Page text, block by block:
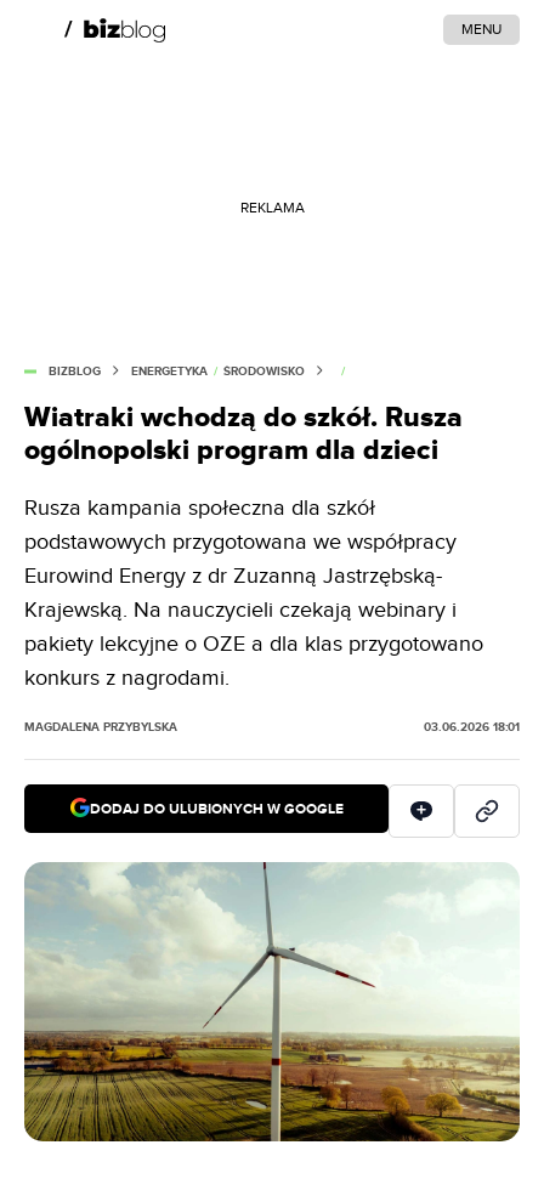
MENU
REKLAMA
BIZBLOG ENERGETYKA / ŚRODOWISKO /
Wiatraki wchodzą do szkół. Rusza
ogólnopolski program dla dzieci
Rusza kampania społeczna dla szkół
podstawowych przygotowana we współpracy
Eurowind Energy z dr Zuzanną Jastrzębską-
Krajewską. Na nauczycieli czekają webinary i
pakiety lekcyjne o OZE a dla klas przygotowano
konkurs z nagrodami.
MAGDALENA PRZYBYLSKA 03.06.2026 18:01
DODAJ DO ULUBIONYCH W GOOGLE